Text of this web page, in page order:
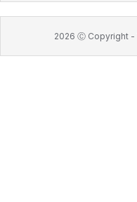
2026 Ⓒ Copyright -